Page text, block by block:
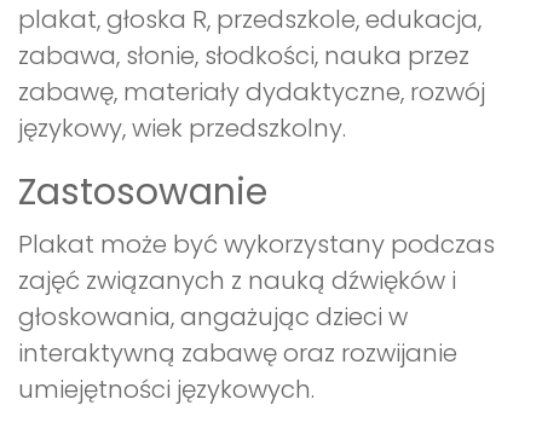
plakat, głoska R, przedszkole, edukacja,
zabawa, słonie, słodkości, nauka przez
zabawę, materiały dydaktyczne, rozwój
językowy, wiek przedszkolny.
Zastosowanie
Plakat może być wykorzystany podczas
zajęć związanych z nauką dźwięków i
głoskowania, angażując dzieci w
interaktywną zabawę oraz rozwijanie
umiejętności językowych.